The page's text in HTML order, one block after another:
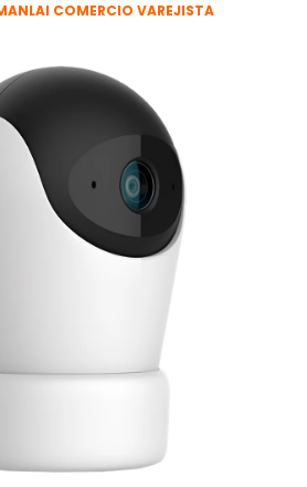
libras
COMERCIO VAREJISTA